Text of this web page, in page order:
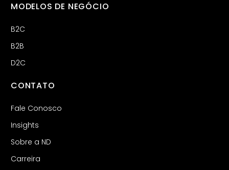
MODELOS DE NEGÓCIO
B2C
B2B
D2C
CONTATO
Fale Conosco
Insights
Sobre a ND
Carreira